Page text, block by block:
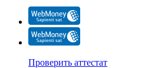
Проверить аттестат